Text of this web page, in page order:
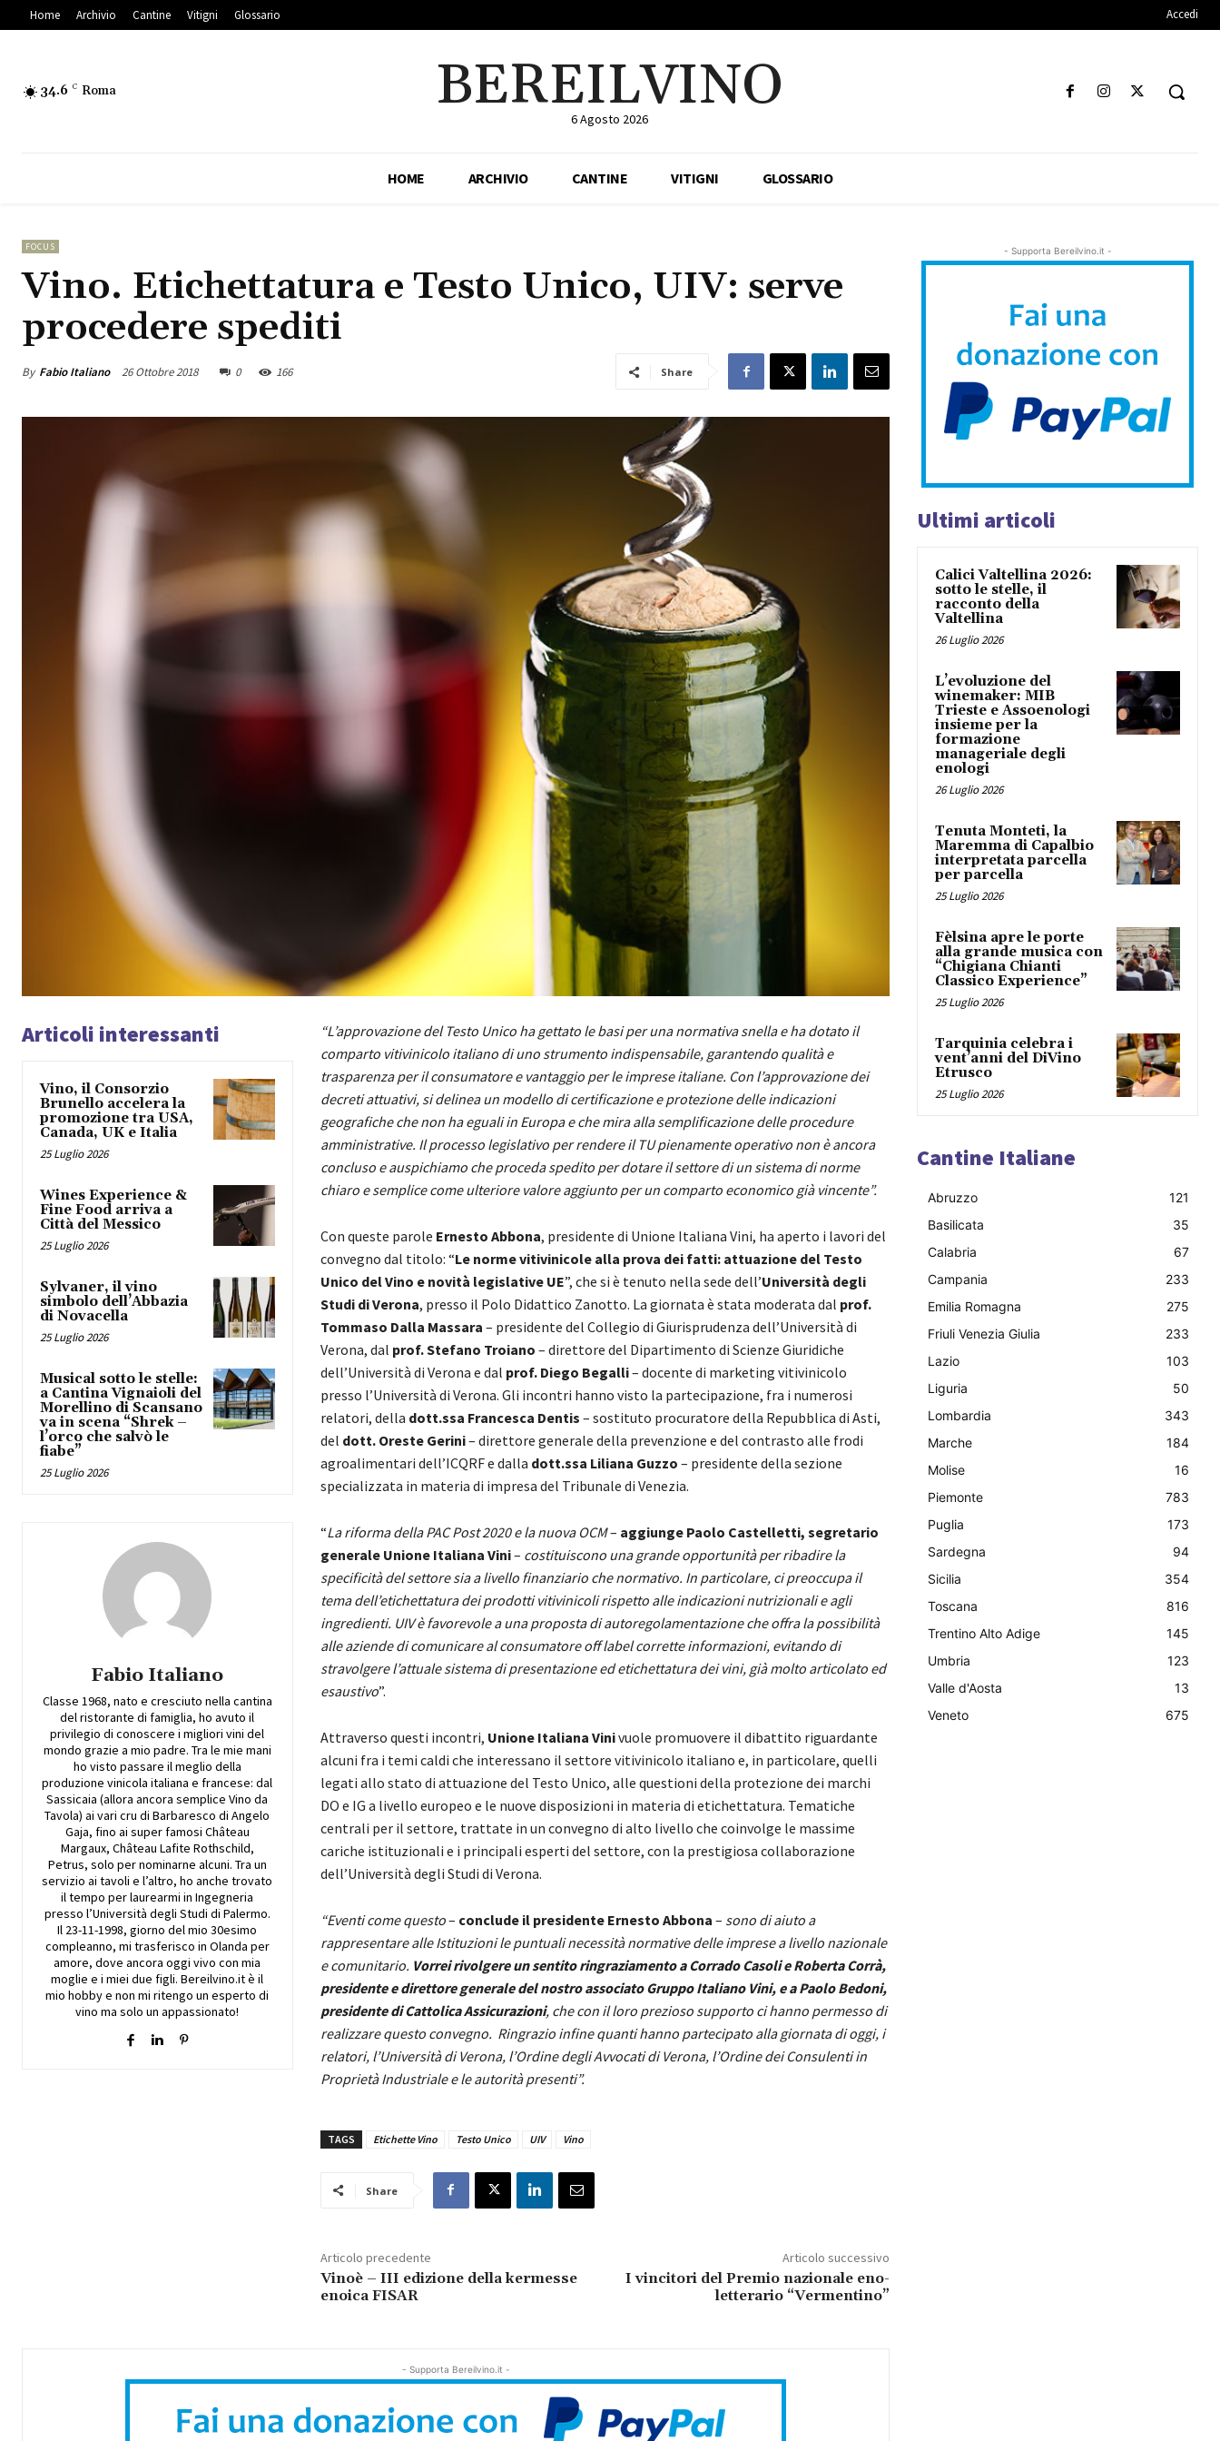
Home Archivio Cantine Vitigni Glossario Accedi
34.6 C Roma BEREILVINO
6 Agosto 2026
HOME ARCHIVIO CANTINE VITIGNI GLOSSARIO
FOCUS
Vino. Etichettatura e Testo Unico, UIV: serve
procedere spediti
By Fabio Italiano 26 Ottobre 2018 0 166 Share
Articoli interessanti
Vino, il Consorzio
Brunello accelera la
promozione tra USA,
Canada, UK e Italia
25 Luglio 2026
Wines Experience &
Fine Food arriva a
Città del Messico
25 Luglio 2026
Sylvaner, il vino
simbolo dell’Abbazia
di Novacella
25 Luglio 2026
Musical sotto le stelle:
a Cantina Vignaioli del
Morellino di Scansano
va in scena “Shrek –
l’orco che salvò le
fiabe”
25 Luglio 2026
Fabio Italiano
Classe 1968, nato e cresciuto nella cantina
del ristorante di famiglia, ho avuto il
privilegio di conoscere i migliori vini del
mondo grazie a mio padre. Tra le mie mani
ho visto passare il meglio della
produzione vinicola italiana e francese: dal
Sassicaia (allora ancora semplice Vino da
Tavola) ai vari cru di Barbaresco di Angelo
Gaja, fino ai super famosi Château
Margaux, Château Lafite Rothschild,
Petrus, solo per nominarne alcuni. Tra un
servizio ai tavoli e l’altro, ho anche trovato
il tempo per laurearmi in Ingegneria
presso l’Università degli Studi di Palermo.
Il 23-11-1998, giorno del mio 30esimo
compleanno, mi trasferisco in Olanda per
amore, dove ancora oggi vivo con mia
moglie e i miei due figli. Bereilvino.it è il
mio hobby e non mi ritengo un esperto di
vino ma solo un appassionato!
“L’approvazione del Testo Unico ha gettato le basi per una normativa snella e ha dotato il
comparto vitivinicolo italiano di uno strumento indispensabile, garantendo qualità e
trasparenza per il consumatore e vantaggio per le imprese italiane. Con l’approvazione dei
decreti attuativi, si delinea un modello di certificazione e protezione delle indicazioni
geografiche che non ha eguali in Europa e che mira alla semplificazione delle procedure
amministrative. Il processo legislativo per rendere il TU pienamente operativo non è ancora
concluso e auspichiamo che proceda spedito per dotare il settore di un sistema di norme
chiaro e semplice come ulteriore valore aggiunto per un comparto economico già vincente”.
Con queste parole Ernesto Abbona, presidente di Unione Italiana Vini, ha aperto i lavori del
convegno dal titolo: “Le norme vitivinicole alla prova dei fatti: attuazione del Testo
Unico del Vino e novità legislative UE”, che si è tenuto nella sede dell’Università degli
Studi di Verona, presso il Polo Didattico Zanotto. La giornata è stata moderata dal prof.
Tommaso Dalla Massara – presidente del Collegio di Giurisprudenza dell’Università di
Verona, dal prof. Stefano Troiano – direttore del Dipartimento di Scienze Giuridiche
dell’Università di Verona e dal prof. Diego Begalli– docente di marketing vitivinicolo
presso l’Università di Verona. Gli incontri hanno visto la partecipazione, fra i numerosi
relatori, della dott.ssa Francesca Dentis – sostituto procuratore della Repubblica di Asti,
del dott. Oreste Gerini– direttore generale della prevenzione e del contrasto alle frodi
agroalimentari dell’ICQRF e dalla dott.ssa Liliana Guzzo – presidente della sezione
specializzata in materia di impresa del Tribunale di Venezia.
“La riforma della PAC Post 2020 e la nuova OCM– aggiunge Paolo Castelletti, segretario
generale Unione Italiana Vini– costituiscono una grande opportunità per ribadire la
specificità del settore sia a livello finanziario che normativo. In particolare, ci preoccupa il
tema dell’etichettatura dei prodotti vitivinicoli rispetto alle indicazioni nutrizionali e agli
ingredienti. UIV è favorevole a una proposta di autoregolamentazione che offra la possibilità
alle aziende di comunicare al consumatore off label corrette informazioni, evitando di
stravolgere l’attuale sistema di presentazione ed etichettatura dei vini, già molto articolato ed
esaustivo”.
Attraverso questi incontri, Unione Italiana Vinivuole promuovere il dibattito riguardante
alcuni fra i temi caldi che interessano il settore vitivinicolo italiano e, in particolare, quelli
legati allo stato di attuazione del Testo Unico, alle questioni della protezione dei marchi
DO e IG a livello europeo e le nuove disposizioni in materia di etichettatura. Tematiche
centrali per il settore, trattate in un convegno di alto livello che coinvolge le massime
cariche istituzionali e i principali esperti del settore, con la prestigiosa collaborazione
dell’Università degli Studi di Verona.
“Eventi come questo– conclude il presidente Ernesto Abbona – sono di aiuto a
rappresentare alle Istituzioni le puntuali necessità normative delle imprese a livello nazionale
e comunitario. Vorrei rivolgere un sentito ringraziamento a Corrado Casoli e Roberta Corrà,
presidente e direttore generale del nostro associato Gruppo Italiano Vini, e a Paolo Bedoni,
presidente di Cattolica Assicurazioni, che con il loro prezioso supporto ci hanno permesso di
realizzare questo convegno. Ringrazio infine quanti hanno partecipato alla giornata di oggi, i
relatori, l’Università di Verona, l’Ordine degli Avvocati di Verona, l’Ordine dei Consulenti in
Proprietà Industriale e le autorità presenti”.
TAGS Etichette Vino Testo Unico UIV Vino
Share
Articolo precedente
Vinoè – III edizione della kermesse
enoica FISAR
Articolo successivo
I vincitori del Premio nazionale eno-
letterario “Vermentino”
- Supporta Bereilvino.it -
- Supporta Bereilvino.it -
Ultimi articoli
Calici Valtellina 2026:
sotto le stelle, il
racconto della
Valtellina
26 Luglio 2026
L’evoluzione del
winemaker: MIB
Trieste e Assoenologi
insieme per la
formazione
manageriale degli
enologi
26 Luglio 2026
Tenuta Monteti, la
Maremma di Capalbio
interpretata parcella
per parcella
25 Luglio 2026
Fèlsina apre le porte
alla grande musica con
“Chigiana Chianti
Classico Experience”
25 Luglio 2026
Tarquinia celebra i
vent’anni del DiVino
Etrusco
25 Luglio 2026
Cantine Italiane
Abruzzo
121
Basilicata
35
Calabria
67
Campania
233
Emilia Romagna
275
Friuli Venezia Giulia
233
Lazio
103
Liguria
50
Lombardia
343
Marche
184
Molise
16
Piemonte
783
Puglia
173
Sardegna
94
Sicilia
354
Toscana
816
Trentino Alto Adige
145
Umbria
123
Valle d'Aosta
13
Veneto
675